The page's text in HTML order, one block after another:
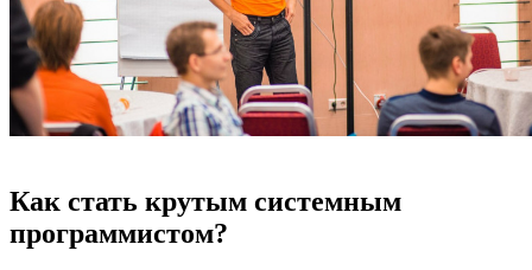
Как стать крутым системным
программистом?